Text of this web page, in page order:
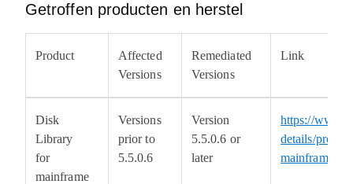
Getroffen producten en herstel
Product
Affected
Versions
Remediated
Versions
Link
Disk
Library
for
mainframe
Versions
prior to
5.5.0.6
Version
5.5.0.6 or
later
https://
details/
mainframe-